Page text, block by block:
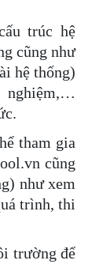
trúc hệ
cũng như
hệ thống)
nghiệm,…
tham gia
cũng
như xem
trình, thi
trường để